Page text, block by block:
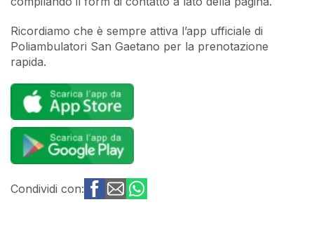
Ricordiamo che è sempre attiva l’app ufficiale di
Poliambulatori San Gaetano per la prenotazione
rapida.
Condividi con: